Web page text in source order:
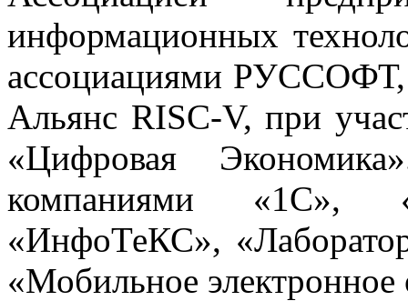
информационных
ассоциациями
Альянс RISC-V, при
«Цифровая
компаниями «1С»,
«ИнфоТеКС»,
«Мобильное